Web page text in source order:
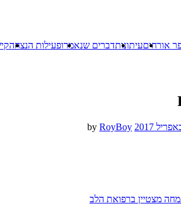
אורחיםעיתונותדברים שנאמרופעילות הנצחה
RoyBoy
מצטיין ברפואת הלב